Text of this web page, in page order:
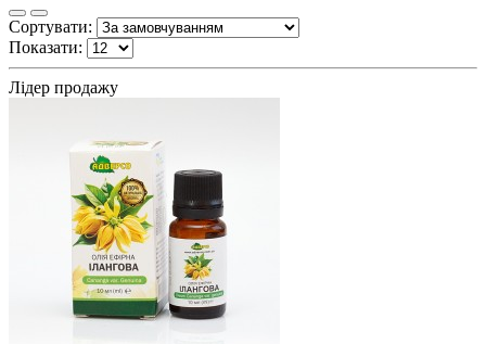
Сортувати:
Показати:
Лідер продажу